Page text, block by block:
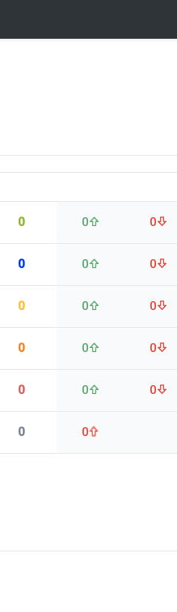
0 0 0
0 0 0
0 0 0
0 0 0
0 0 0
0 0